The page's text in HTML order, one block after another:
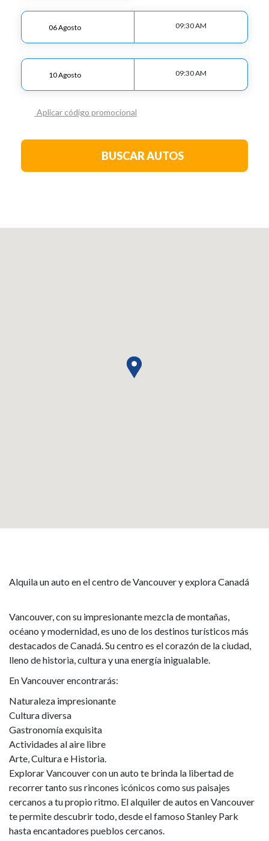
09:30 AM
09:30 AM
Aplicar código promocional
BUSCAR AUTOS
Alquila un auto en el centro de Vancouver y explora Canadá
Vancouver, con su impresionante mezcla de montañas,
océano y modernidad, es uno de los destinos turísticos más
destacados de Canadá. Su centro es el corazón de la ciudad,
lleno de historia, cultura y una energía inigualable.
En Vancouver encontrarás:
Naturaleza impresionante
Cultura diversa
Gastronomía exquisita
Actividades al aire libre
Arte, Cultura e Historia.
Explorar Vancouver con un auto te brinda la libertad de
recorrer tanto sus rincones icónicos como sus paisajes
cercanos a tu propio ritmo. El alquiler de autos en Vancouver
te permite descubrir todo, desde el famoso Stanley Park
hasta encantadores pueblos cercanos.